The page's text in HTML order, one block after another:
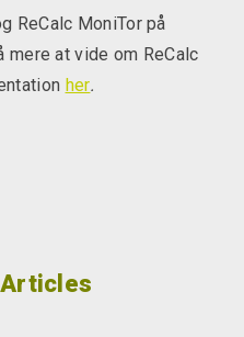
ReCalc MoniTor på
at vide om ReCalc
her.